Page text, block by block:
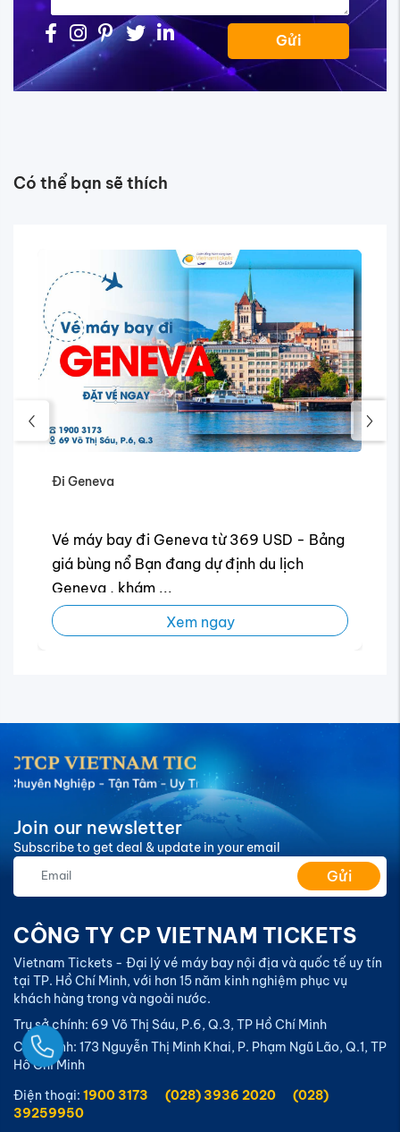
Gửi
Có thể bạn sẽ thích
Đi Geneva
Vé máy bay đi Geneva từ 369 USD - Bảng
giá bùng nổ Bạn đang dự định du lịch
Geneva , khám ...
Xem ngay
Join our newsletter
Subscribe to get deal & update in your email
Gửi
CÔNG TY CP VIETNAM TICKETS
Vietnam Tickets - Đại lý vé máy bay nội địa và quốc tế uy tín
tại TP. Hồ Chí Minh, với hơn 15 năm kinh nghiệm phục vụ
khách hàng trong và ngoài nước.
Trụ sở chính: 69 Võ Thị Sáu, P.6, Q.3, TP Hồ Chí Minh
Chi nhánh: 173 Nguyễn Thị Minh Khai, P. Phạm Ngũ Lão, Q.1, TP
Hồ Chí Minh
Điện thoại: 1900 3173 (028) 3936 2020
(028)
39259950